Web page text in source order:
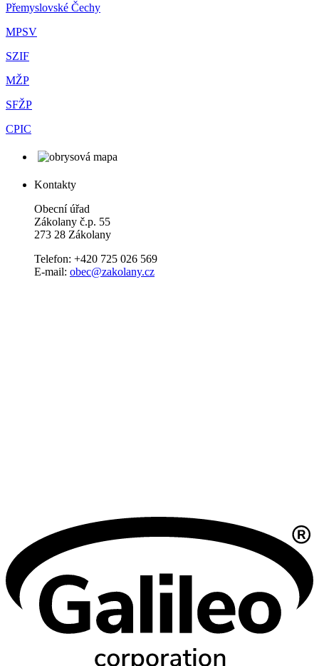
Přemyslovské Čechy
MPSV
SZIF
MŽP
SFŽP
CPIC
Kontakty
Obecní úřad
Zákolany č.p. 55
273 28 Zákolany
Telefon: +420 725 026 569
E-mail: obec@zakolany.cz